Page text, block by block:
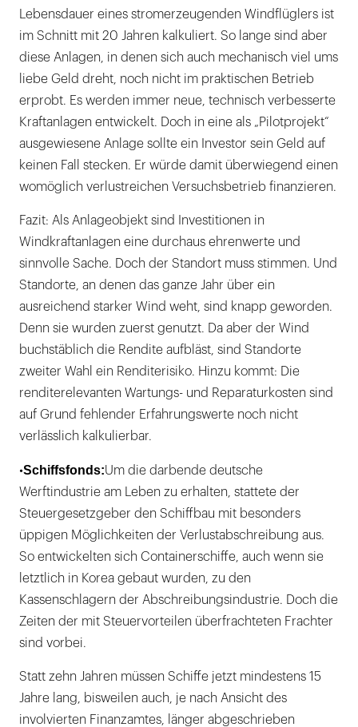
Lebensdauer eines stromerzeugenden Windflüglers ist
im Schnitt mit 20 Jahren kalkuliert. So lange sind aber
diese Anlagen, in denen sich auch mechanisch viel ums
liebe Geld dreht, noch nicht im praktischen Betrieb
erprobt. Es werden immer neue, technisch verbesserte
Kraftanlagen entwickelt. Doch in eine als „Pilotprojekt“
ausgewiesene Anlage sollte ein Investor sein Geld auf
keinen Fall stecken. Er würde damit überwiegend einen
womöglich verlustreichen Versuchsbetrieb finanzieren.
Fazit: Als Anlageobjekt sind Investitionen in
Windkraftanlagen eine durchaus ehrenwerte und
sinnvolle Sache. Doch der Standort muss stimmen. Und
Standorte, an denen das ganze Jahr über ein
ausreichend starker Wind weht, sind knapp geworden.
Denn sie wurden zuerst genutzt. Da aber der Wind
buchstäblich die Rendite aufbläst, sind Standorte
zweiter Wahl ein Renditerisiko. Hinzu kommt: Die
renditerelevanten Wartungs- und Reparaturkosten sind
auf Grund fehlender Erfahrungswerte noch nicht
verlässlich kalkulierbar.
•Schiffsfonds:Um die darbende deutsche
Werftindustrie am Leben zu erhalten, stattete der
Steuergesetzgeber den Schiffbau mit besonders
üppigen Möglichkeiten der Verlustabschreibung aus.
So entwickelten sich Containerschiffe, auch wenn sie
letztlich in Korea gebaut wurden, zu den
Kassenschlagern der Abschreibungsindustrie. Doch die
Zeiten der mit Steuervorteilen überfrachteten Frachter
sind vorbei.
Statt zehn Jahren müssen Schiffe jetzt mindestens 15
Jahre lang, bisweilen auch, je nach Ansicht des
involvierten Finanzamtes, länger abgeschrieben